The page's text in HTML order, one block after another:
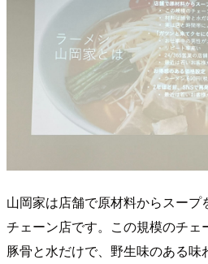
山岡家は店舗で原材料からスープ
チェーン店です。この規模のチェ
豚骨と水だけで、野生味のある